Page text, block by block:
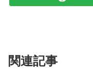
関連記事